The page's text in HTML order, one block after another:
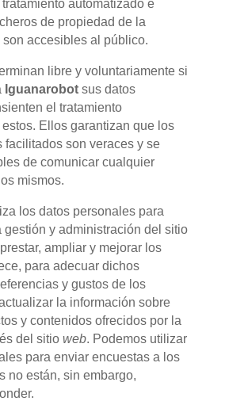
automatizado e
de propiedad de la
accesibles al público.
libre y voluntariamente si
Iguanarobotsus datos
el tratamiento
Ellos garantizan que los
facilitados son veraces y se
de comunicar cualquier
mismos.
los datos personales para
gestión y administración del sitio
ampliar y mejorar los
para adecuar dichos
y gustos de los
la información sobre
y contenidos ofrecidos por la
del sitio web. Podemos utilizar
para enviar encuestas a los
no están, sin embargo,